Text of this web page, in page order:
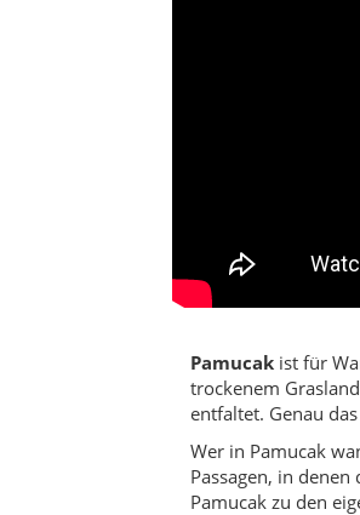
Pamucak ist für
trockenem
entfaltet. Genau
Wer in Pamucak
Passagen, in
Pamucak zu den